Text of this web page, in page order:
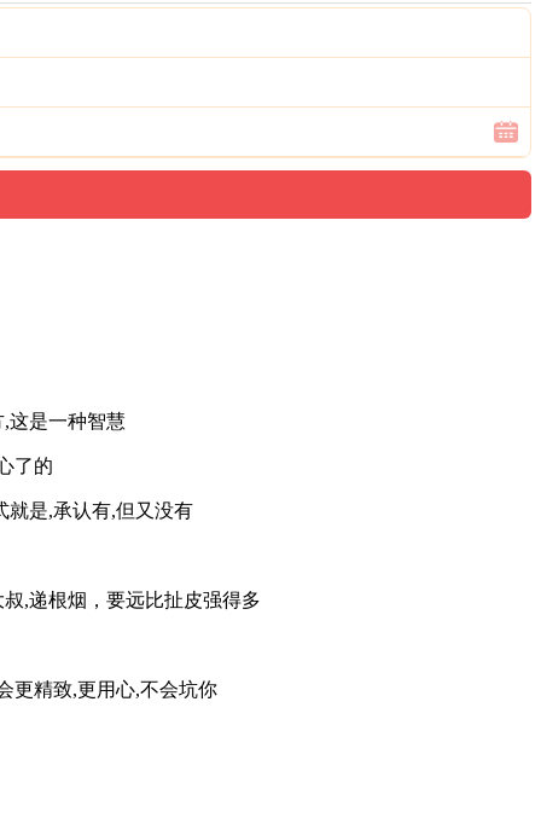
这是一种智慧
了的
就是,承认有,但又没有
,递根烟，要远比扯皮强得多
更精致,更用心,不会坑你